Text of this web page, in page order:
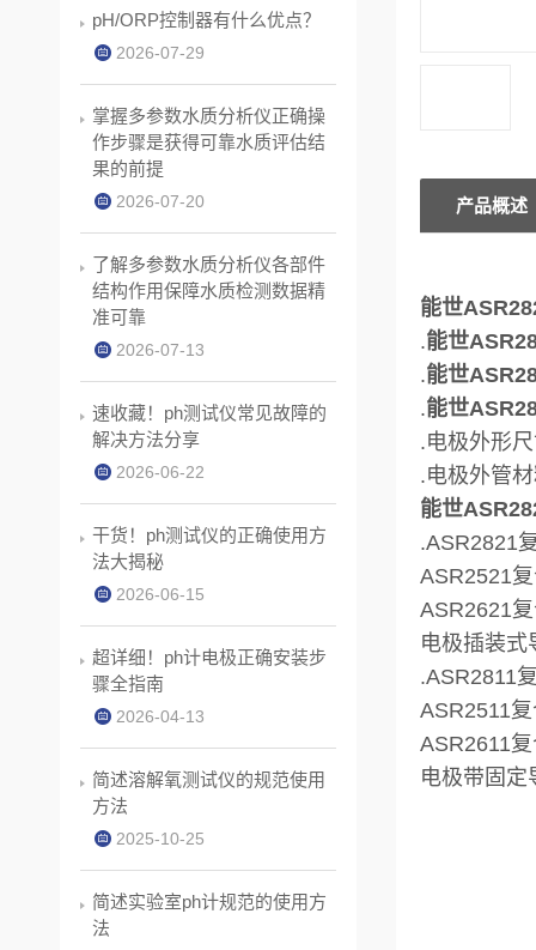
产品概述
能世
.能世
.能世
.能世
.电极外形
.电极外管
能世
.ASR2821
ASR2521
ASR2621
电极插装式
.ASR2811
ASR2511
ASR2611
电极带固定
pH/ORP控制器有什么优点？
2026-07-29
掌握多参数水质分析仪正确操
作步骤是获得可靠水质评估结
果的前提
2026-07-20
了解多参数水质分析仪各部件
结构作用保障水质检测数据精
准可靠
2026-07-13
速收藏！ph测试仪常见故障的
解决方法分享
2026-06-22
干货！ph测试仪的正确使用方
法大揭秘
2026-06-15
超详细！ph计电极正确安装步
骤全指南
2026-04-13
简述溶解氧测试仪的规范使用
方法
2025-10-25
简述实验室ph计规范的使用方
法